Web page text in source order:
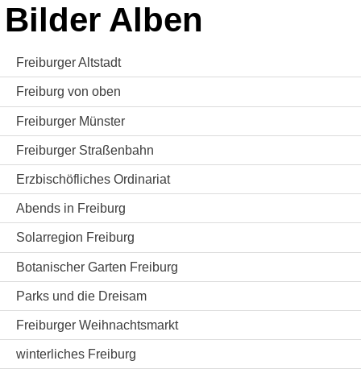
Bilder Alben
Freiburger Altstadt
Freiburg von oben
Freiburger Münster
Freiburger Straßenbahn
Erzbischöfliches Ordinariat
Abends in Freiburg
Solarregion Freiburg
Botanischer Garten Freiburg
Parks und die Dreisam
Freiburger Weihnachtsmarkt
winterliches Freiburg